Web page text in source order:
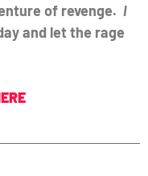
of revenge. I
and let the rage